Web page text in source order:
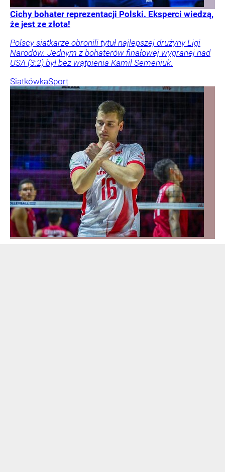
Cichy bohater reprezentacji Polski. Eksperci wiedzą,
że jest ze złota!
Polscy siatkarze obronili tytuł najlepszej drużyny Ligi
Narodów. Jednym z bohaterów finałowej wygranej nad
USA (3:2) był bez wątpienia Kamil Semeniuk.
SiatkówkaSport